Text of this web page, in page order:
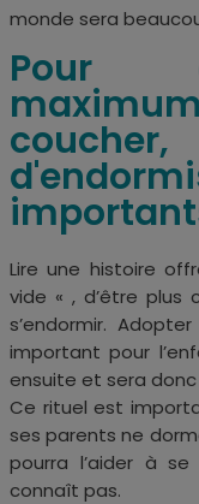
monde sera
Pour
Lire une histoire
vide « , d’être plus
s’endormir.
important pour
ensuite et sera donc
Ce rituel est
ses parents ne
pourra l’aider à
connaît pas.